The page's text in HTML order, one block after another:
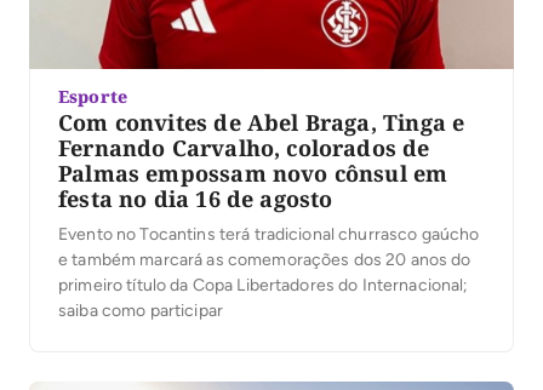
Esporte
Com convites de Abel Braga, Tinga e
Fernando Carvalho, colorados de
Palmas empossam novo cônsul em
festa no dia 16 de agosto
Evento no Tocantins terá tradicional churrasco gaúcho
e também marcará as comemorações dos 20 anos do
primeiro título da Copa Libertadores do Internacional;
saiba como participar